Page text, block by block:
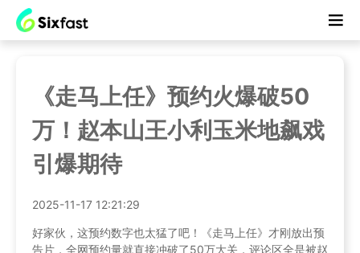
《走马上任》预约火爆破50
万！赵本山王小利玉米地飙戏
引爆期待
2025-11-17 12:21:29
好家伙，这预约数字也太猛了吧！《走马上任》才刚放出预
告片，全网预约量就直接冲破了50万大关，评论区全是被赵